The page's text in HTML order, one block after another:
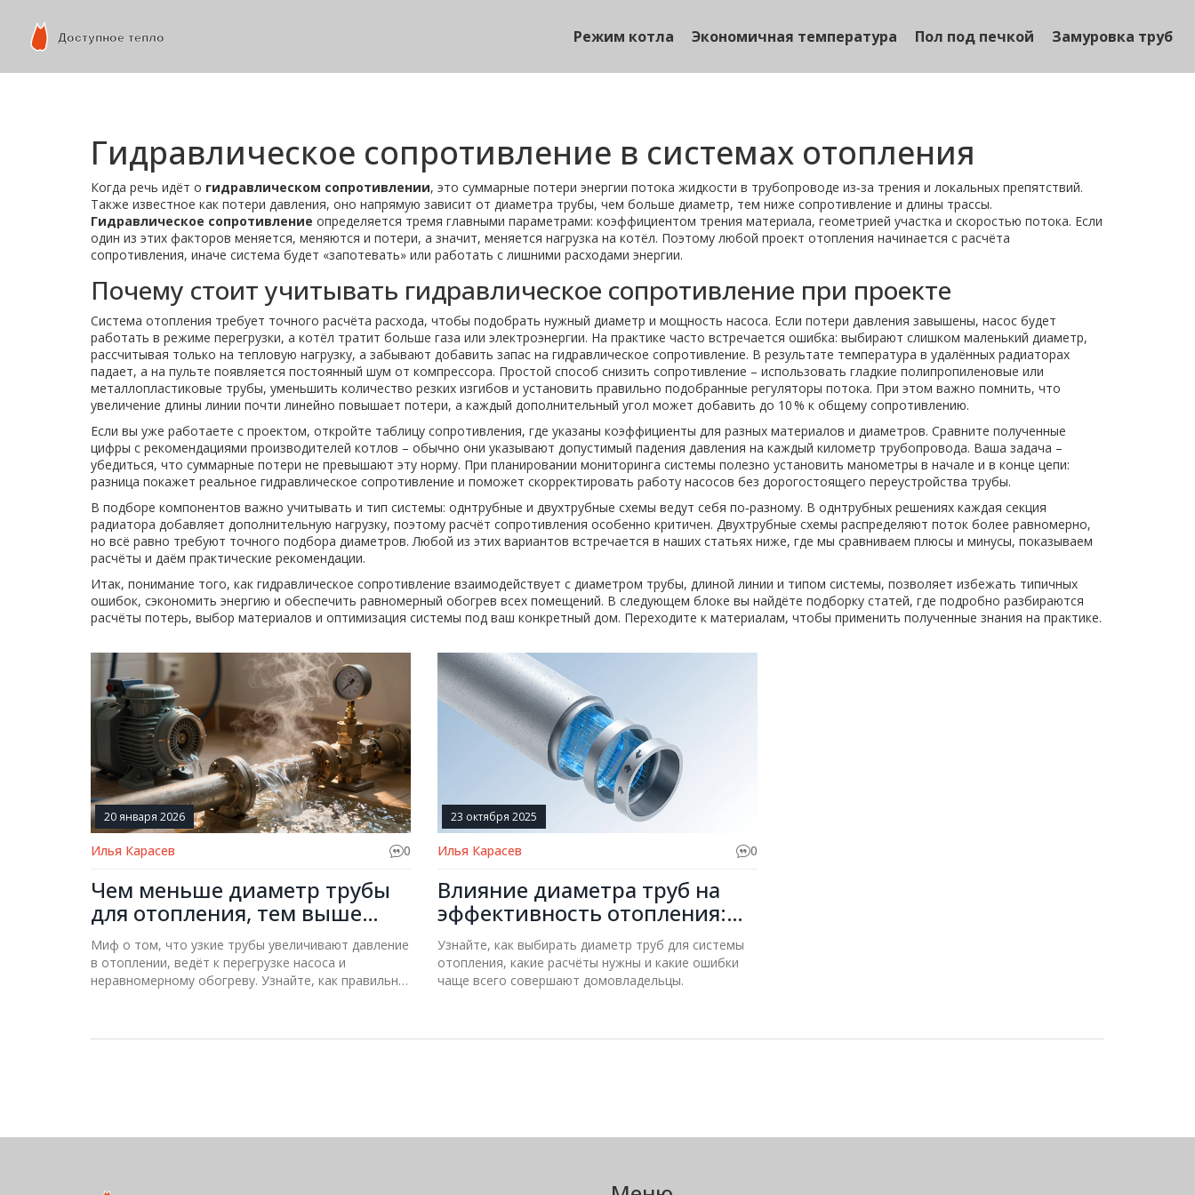
Режим котла Экономичная температура Пол под печкой Замуровка труб
Гидравлическое сопротивление в системах отопления
Когда речь идёт о гидравлическом сопротивлении, это суммарные потери энергии потока жидкости в трубопроводе из‑за трения и локальных препятствий.
Также известное как потери давления, оно напрямую зависит от диаметра трубы, чем больше диаметр, тем ниже сопротивление и длины трассы.
Гидравлическое сопротивление определяется тремя главными параметрами: коэффициентом трения материала, геометрией участка и скоростью потока. Если
один из этих факторов меняется, меняются и потери, а значит, меняется нагрузка на котёл. Поэтому любой проект отопления начинается с расчёта
сопротивления, иначе система будет «запотевать» или работать с лишними расходами энергии.
Почему стоит учитывать гидравлическое сопротивление при проекте
Система отопления требует точного расчёта расхода, чтобы подобрать нужный диаметр и мощность насоса. Если потери давления завышены, насос будет
работать в режиме перегрузки, а котёл тратит больше газа или электроэнергии. На практике часто встречается ошибка: выбирают слишком маленький диаметр,
рассчитывая только на тепловую нагрузку, а забывают добавить запас на гидравлическое сопротивление. В результате температура в удалённых радиаторах
падает, а на пульте появляется постоянный шум от компрессора. Простой способ снизить сопротивление – использовать гладкие полипропиленовые или
металлопластиковые трубы, уменьшить количество резких изгибов и установить правильно подобранные регуляторы потока. При этом важно помнить, что
увеличение длины линии почти линейно повышает потери, а каждый дополнительный угол может добавить до 10 % к общему сопротивлению.
Если вы уже работаете с проектом, откройте таблицу сопротивления, где указаны коэффициенты для разных материалов и диаметров. Сравните полученные
цифры с рекомендациями производителей котлов – обычно они указывают допустимый падения давления на каждый километр трубопровода. Ваша задача –
убедиться, что суммарные потери не превышают эту норму. При планировании мониторинга системы полезно установить манометры в начале и в конце цепи:
разница покажет реальное гидравлическое сопротивление и поможет скорректировать работу насосов без дорогостоящего переустройства трубы.
В подборе компонентов важно учитывать и тип системы: однтрубные и двухтрубные схемы ведут себя по‑разному. В однтрубных решениях каждая секция
радиатора добавляет дополнительную нагрузку, поэтому расчёт сопротивления особенно критичен. Двухтрубные схемы распределяют поток более равномерно,
но всё равно требуют точного подбора диаметров. Любой из этих вариантов встречается в наших статьях ниже, где мы сравниваем плюсы и минусы, показываем
расчёты и даём практические рекомендации.
Итак, понимание того, как гидравлическое сопротивление взаимодействует с диаметром трубы, длиной линии и типом системы, позволяет избежать типичных
ошибок, сэкономить энергию и обеспечить равномерный обогрев всех помещений. В следующем блоке вы найдёте подборку статей, где подробно разбираются
расчёты потерь, выбор материалов и оптимизация системы под ваш конкретный дом. Переходите к материалам, чтобы применить полученные знания на практике.
20 января 2026
Илья Карасев 0
Чем меньше диаметр трубы
для отопления, тем выше
давление - правда или миф?
Миф о том, что узкие трубы увеличивают давление
в отоплении, ведёт к перегрузке насоса и
неравномерному обогреву. Узнайте, как правильно
23 октября 2025
Илья Карасев 0
Влияние диаметра труб на
эффективность отопления:
практические рекомендации
Узнайте, как выбирать диаметр труб для системы
отопления, какие расчёты нужны и какие ошибки
чаще всего совершают домовладельцы.